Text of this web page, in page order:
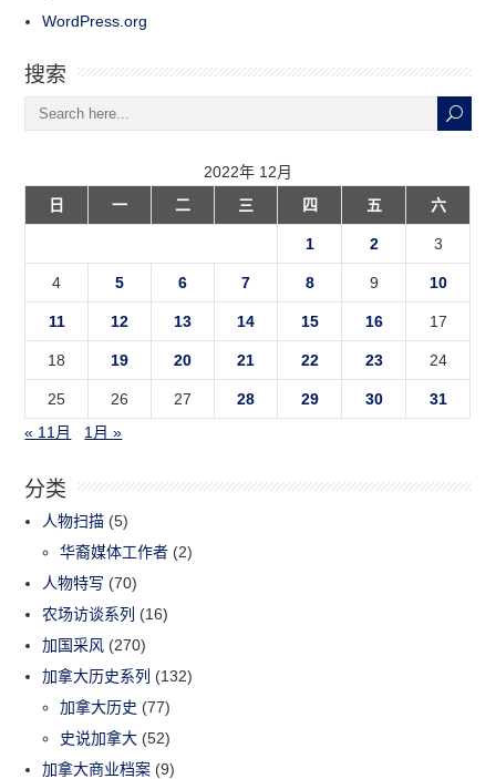
WordPress.org
搜索
2022年 12月
日
一 二 三 四 五 六
1 2 3
4 5 6 7 8 9 10
11 12 13 14 15 16 17
18 19 20 21 22 23 24
25 26 27 28 29 30
31
« 11月
1月 »
分类
人物扫描 (5)
华裔媒体工作者 (2)
人物特写 (70)
农场访谈系列 (16)
加国采风 (270)
加拿大历史系列 (132)
加拿大历史 (77)
史说加拿大 (52)
加拿大商业档案 (9)